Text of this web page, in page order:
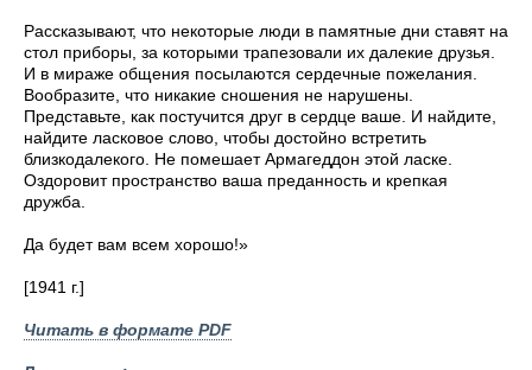
Рассказывают, что некоторые люди в памятные дни ставят на
стол приборы, за которыми трапезовали их далекие друзья.
И в мираже общения посылаются сердечные пожелания.
Вообразите, что никакие сношения не нарушены.
Представьте, как постучится друг в сердце ваше. И найдите,
найдите ласковое слово, чтобы достойно встретить
близкодалекого. Не помешает Армагеддон этой ласке.
Оздоровит пространство ваша преданность и крепкая
дружба.
Да будет вам всем хорошо!»
[1941 г.]
Читать в формате PDF